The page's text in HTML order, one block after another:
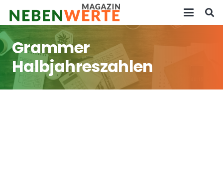
Grammer
Halbjahreszahlen